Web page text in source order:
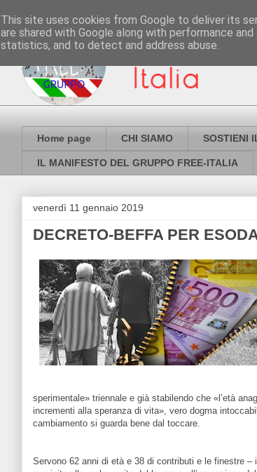
Home page CHI SIAMO SOSTIENI
IL MANIFESTO DEL GRUPPO FREE-ITALIA
venerdì 11 gennaio 2019
DECRETO-BEFFA PER
sperimentale» triennale e già stabilendo che «l’età
incrementi alla speranza di vita», vero dogma
cambiamento si guarda bene dal toccare.
Servono 62 anni di età e 38 di contributi e le finestre
This site uses cookies from Google to deliver its
are shared with Google along with performance
statistics, and to detect and address abuse.